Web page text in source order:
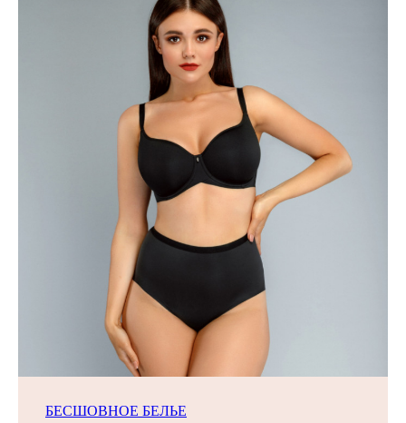
БЕСШОВНОЕ БЕЛЬЕ